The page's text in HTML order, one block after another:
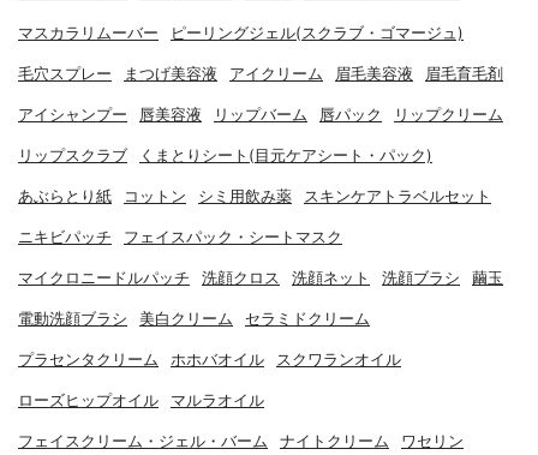
マスカラリムーバー ピーリングジェル(スクラブ・ゴマージュ)
毛穴スプレー まつげ美容液 アイクリーム 眉毛美容液 眉毛育毛剤
アイシャンプー 唇美容液 リップバーム 唇パック リップクリーム
リップスクラブ くまとりシート(目元ケアシート・パック)
あぶらとり紙 コットン シミ用飲み薬 スキンケアトラベルセット
ニキビパッチ フェイスパック・シートマスク
マイクロニードルパッチ 洗顔クロス 洗顔ネット 洗顔ブラシ 繭玉
電動洗顔ブラシ 美白クリーム セラミドクリーム
プラセンタクリーム ホホバオイル スクワランオイル
ローズヒップオイル マルラオイル
フェイスクリーム・ジェル・バーム ナイトクリーム ワセリン